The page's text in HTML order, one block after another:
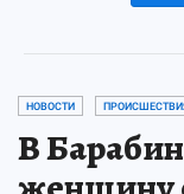
НОВОСТИ
В